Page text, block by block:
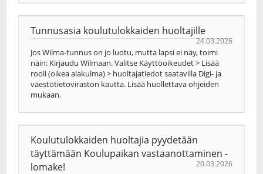
Tunnusasia koulutulokkaiden huoltajille
24.03.2026
Jos Wilma-tunnus on jo luotu, mutta lapsi ei näy, toimi
näin: Kirjaudu Wilmaan. Valitse Käyttöoikeudet > Lisää
rooli (oikea alakulma) > huoltajatiedot saatavilla Digi- ja
väestötietoviraston kautta. Lisää huollettava ohjeiden
mukaan.
Koulutulokkaiden huoltajia pyydetään
täyttämään Koulupaikan vastaanottaminen -
lomake!
20.03.2026